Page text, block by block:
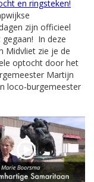
en ringsteken!
zijn officieel
gegaan! In deze
Midvliet zie je de
optocht door het
Martijn
loco-burgemeester